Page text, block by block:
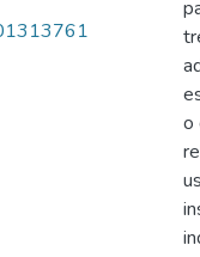
o